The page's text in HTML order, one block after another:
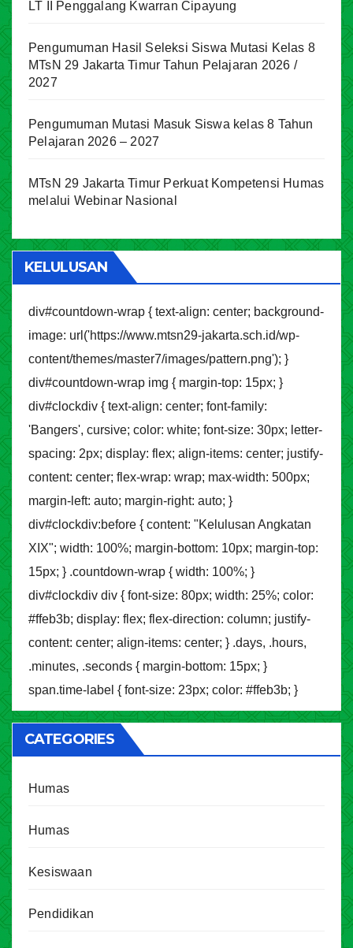
LT II Penggalang Kwarran Cipayung
Pengumuman Hasil Seleksi Siswa Mutasi Kelas 8
MTsN 29 Jakarta Timur Tahun Pelajaran 2026 /
2027
Pengumuman Mutasi Masuk Siswa kelas 8 Tahun
Pelajaran 2026 – 2027
MTsN 29 Jakarta Timur Perkuat Kompetensi Humas
melalui Webinar Nasional
KELULUSAN
div#countdown-wrap { text-align: center; background-
image: url('https://www.mtsn29-jakarta.sch.id/wp-
content/themes/master7/images/pattern.png'); }
div#countdown-wrap img { margin-top: 15px; }
div#clockdiv { text-align: center; font-family:
'Bangers', cursive; color: white; font-size: 30px; letter-
spacing: 2px; display: flex; align-items: center; justify-
content: center; flex-wrap: wrap; max-width: 500px;
margin-left: auto; margin-right: auto; }
div#clockdiv:before { content: "Kelulusan Angkatan
XIX"; width: 100%; margin-bottom: 10px; margin-top:
15px; } .countdown-wrap { width: 100%; }
div#clockdiv div { font-size: 80px; width: 25%; color:
#ffeb3b; display: flex; flex-direction: column; justify-
content: center; align-items: center; } .days, .hours,
.minutes, .seconds { margin-bottom: 15px; }
span.time-label { font-size: 23px; color: #ffeb3b; }
CATEGORIES
Humas
Humas
Kesiswaan
Pendidikan